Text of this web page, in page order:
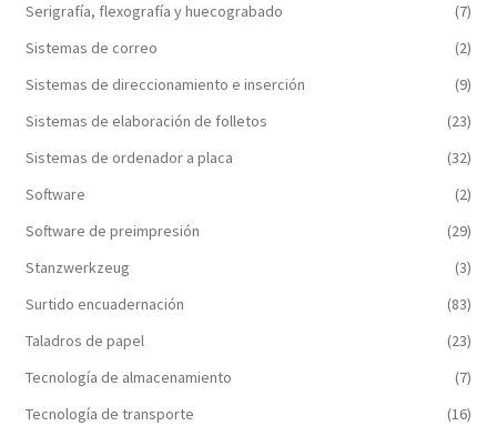
Serigrafía, flexografía y huecograbado
(7)
Sistemas de correo
(2)
Sistemas de direccionamiento e inserción
(9)
Sistemas de elaboración de folletos
(23)
Sistemas de ordenador a placa
(32)
Software
(2)
Software de preimpresión
(29)
Stanzwerkzeug
(3)
Surtido encuadernación
(83)
Taladros de papel
(23)
Tecnología de almacenamiento
(7)
Tecnología de transporte
(16)